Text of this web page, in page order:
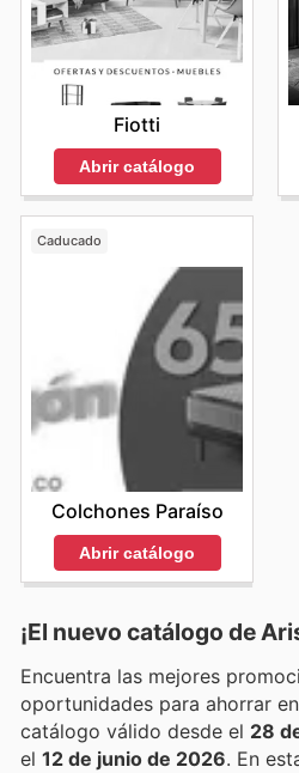
Fiotti
Abrir catálogo
Caducado
Colchones Paraíso
Abrir catálogo
¡El nuevo catálogo de
Encuentra las mejores
oportunidades para ahorrar en
catálogo válido desde el 28
el 12 de junio de 2026 . En